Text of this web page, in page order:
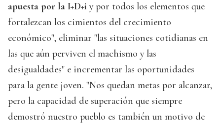
apuesta por la I+D+i y por todos los elementos que
fortalezcan los cimientos del crecimiento
económico", eliminar "las situaciones cotidianas en
las que aún perviven el machismo y las
desigualdades" e incrementar las oportunidades
para la gente joven. "Nos quedan metas por alcanzar,
pero la capacidad de superación que siempre
demostró nuestro pueblo es también un motivo de